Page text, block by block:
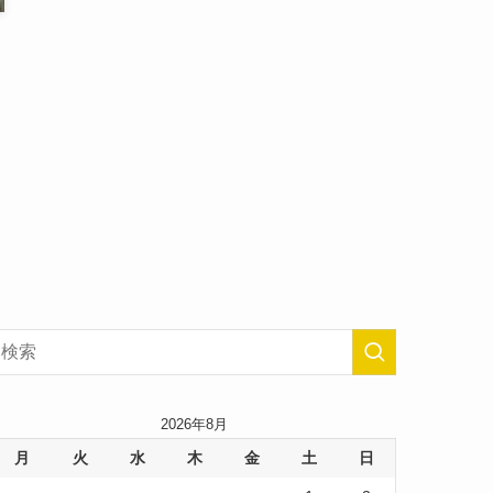
2026年8月
月 火 水 木 金 土 日